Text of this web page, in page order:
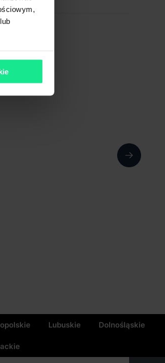
Lubuskie Dolnośląskie